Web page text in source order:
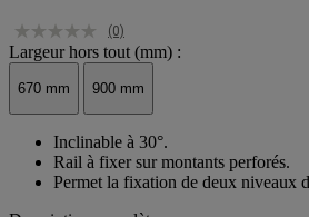
(0)
Largeur hors tout (mm) :
670 mm 900 mm
Inclinable à 30°.
Rail à fixer sur montants perforés.
Permet la fixation de deux niveaux